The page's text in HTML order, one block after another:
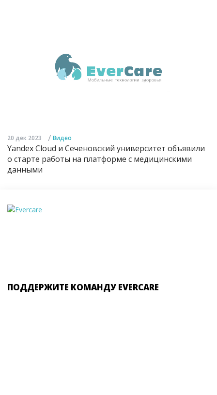
20 дек 2023 / Видео
Yandex Cloud и Сеченовский университет объявили
о старте работы на платформе с медицинскими
данными
ПОДДЕРЖИТЕ КОМАНДУ EVERCARE